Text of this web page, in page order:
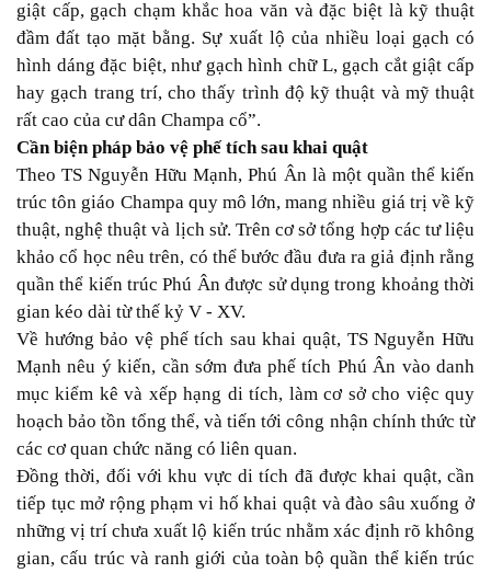
giật cấp, gạch chạm khắc hoa văn và đặc biệt là kỹ thuật
đầm đất tạo mặt bằng. Sự xuất lộ của nhiều loại gạch có
hình dáng đặc biệt, như gạch hình chữ L, gạch cắt giật cấp
hay gạch trang trí, cho thấy trình độ kỹ thuật và mỹ thuật
rất cao của cư dân Champa cổ”.
Cần biện pháp bảo vệ phế tích sau khai quật
Theo TS Nguyễn Hữu Mạnh, Phú Ân là một quần thể kiến
trúc tôn giáo Champa quy mô lớn, mang nhiều giá trị về kỹ
thuật, nghệ thuật và lịch sử. Trên cơ sở tổng hợp các tư liệu
khảo cổ học nêu trên, có thể bước đầu đưa ra giả định rằng
quần thể kiến trúc Phú Ân được sử dụng trong khoảng thời
gian kéo dài từ thế kỷ V - XV.
Về hướng bảo vệ phế tích sau khai quật, TS Nguyễn Hữu
Mạnh nêu ý kiến, cần sớm đưa phế tích Phú Ân vào danh
mục kiểm kê và xếp hạng di tích, làm cơ sở cho việc quy
hoạch bảo tồn tổng thể, và tiến tới công nhận chính thức từ
các cơ quan chức năng có liên quan.
Đồng thời, đối với khu vực di tích đã được khai quật, cần
tiếp tục mở rộng phạm vi hố khai quật và đào sâu xuống ở
những vị trí chưa xuất lộ kiến trúc nhằm xác định rõ không
gian, cấu trúc và ranh giới của toàn bộ quần thể kiến trúc